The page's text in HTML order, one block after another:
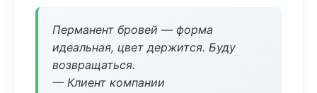
Перманент бровей — форма
идеальная, цвет держится. Буду
возвращаться.
— Клиент компании